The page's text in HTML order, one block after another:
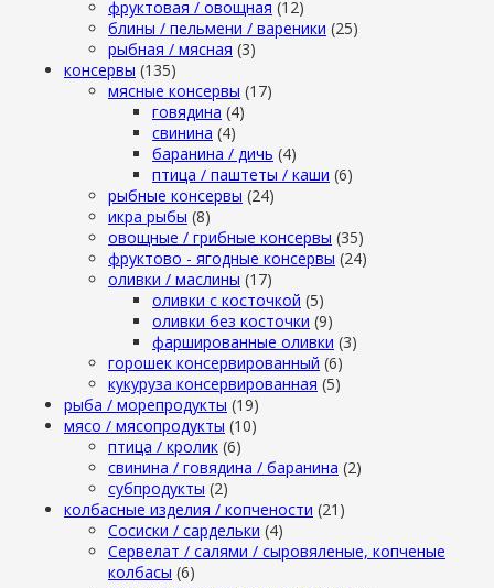
фруктовая / овощная (12)
блины / пельмени / вареники (25)
рыбная / мясная (3)
консервы (135)
мясные консервы (17)
говядина (4)
свинина (4)
баранина / дичь (4)
птица / паштеты / каши (6)
рыбные консервы (24)
икра рыбы (8)
овощные / грибные консервы (35)
фруктово - ягодные консервы (24)
оливки / маслины (17)
оливки с косточкой (5)
оливки без косточки (9)
фаршированные оливки (3)
горошек консервированный (6)
кукуруза консервированная (5)
рыба / морепродукты (19)
мясо / мясопродукты (10)
птица / кролик (6)
свинина / говядина / баранина (2)
субпродукты (2)
колбасные изделия / копчености (21)
Сосиски / сардельки (4)
Сервелат / салями / сыровяленые, копченые
колбасы (6)